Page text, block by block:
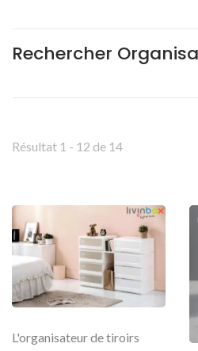
Rechercher
Résultat 1 - 12 de 14
L'organisateur de tiroirs